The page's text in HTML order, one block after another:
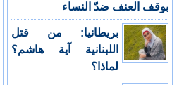
بوقف العنف ضدّ النساء
بريطانيا: من قتل
اللبنانية آية هاشم؟
لماذا؟